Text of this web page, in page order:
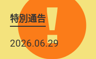
特別通告
2026.06.29